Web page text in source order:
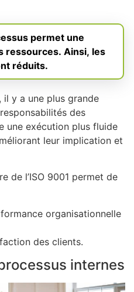
permet une
ressources. Ainsi, les
réduits.
il y a une plus grande
des
une exécution plus fluide
leur implication et
de l’ISO 9001 permet de
organisationnelle
des clients.
internes